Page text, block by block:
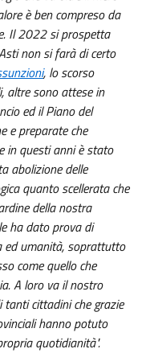
è ben compreso da
Il 2022 si prospetta
non si farà di certo
, lo scorso
altre sono attese in
ed il Piano del
e preparate che
in questi anni è stato
abolizione delle
quanto scellerata che
della nostra
ha dato prova di
ed umanità, soprattutto
come quello che
A loro va il nostro
tanti cittadini che grazie
hanno potuto
quotidianità".